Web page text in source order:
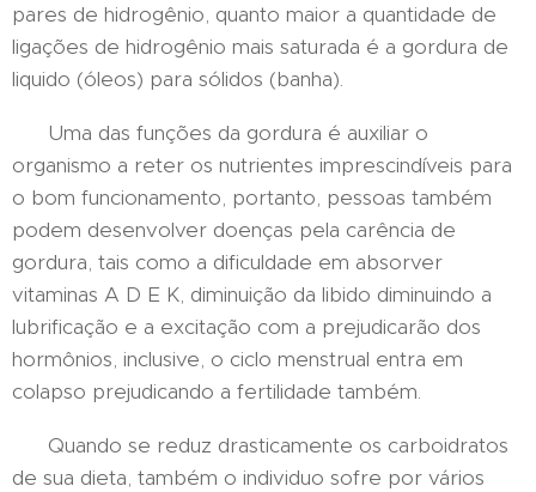
pares de hidrogênio, quanto maior a quantidade de
ligações de hidrogênio mais saturada é a gordura de
liquido (óleos) para sólidos (banha).
Uma das funções da gordura é auxiliar o
organismo a reter os nutrientes imprescindíveis para
o bom funcionamento, portanto, pessoas também
podem desenvolver doenças pela carência de
gordura, tais como a dificuldade em absorver
vitaminas A D E K, diminuição da libido diminuindo a
lubrificação e a excitação com a prejudicarão dos
hormônios, inclusive, o ciclo menstrual entra em
colapso prejudicando a fertilidade também.
Quando se reduz drasticamente os carboidratos
de sua dieta, também o individuo sofre por vários